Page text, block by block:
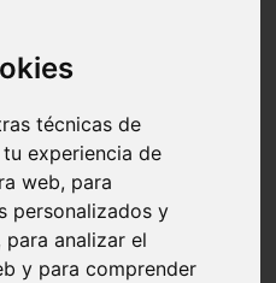
técnicas de
experiencia de
web, para
personalizados y
para analizar el
y para comprender